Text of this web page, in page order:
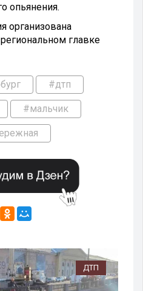
опьянения.
организована
главке
#дтп
#мальчик
ДТП